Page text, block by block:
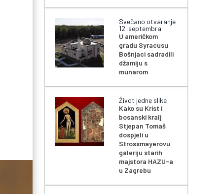
Svečano otvaranje
12. septembra
U američkom
gradu Syracusu
Bošnjaci sadradili
džamiju s
munarom
Život jedne slike
Kako su Krist i
bosanski kralj
Stjepan Tomaš
dospjeli u
Strossmayerovu
galeriju starih
majstora HAZU-a
u Zagrebu